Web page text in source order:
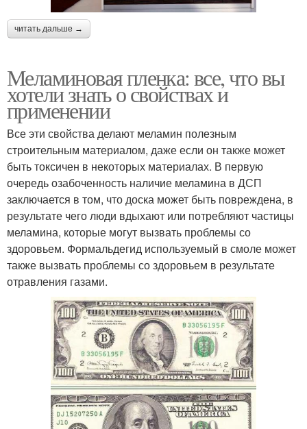
читать дальше →
Меламиновая пленка: все, что вы
хотели знать о свойствах и
применении
Все эти свойства делают меламин полезным
строительным материалом, даже если он также может
быть токсичен в некоторых материалах. В первую
очередь озабоченность наличие меламина в ДСП
заключается в том, что доска может быть повреждена, в
результате чего люди вдыхают или потребляют частицы
меламина, которые могут вызвать проблемы со
здоровьем. Формальдегид используемый в смоле может
также вызвать проблемы со здоровьем в результате
отравления газами.